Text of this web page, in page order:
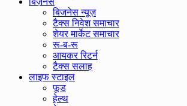
बिजनेस न्यूज़
टैक्स निवेश समाचार
शेयर मार्केट समाचार
रू-ब-रू
आयकर रिटर्न
टैक्स सलाह
लाइफ स्टाइल
फूड
हेल्थ